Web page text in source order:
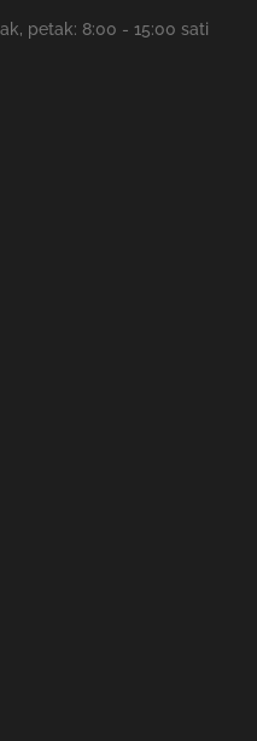
petak: 8:00 - 15:00 sati